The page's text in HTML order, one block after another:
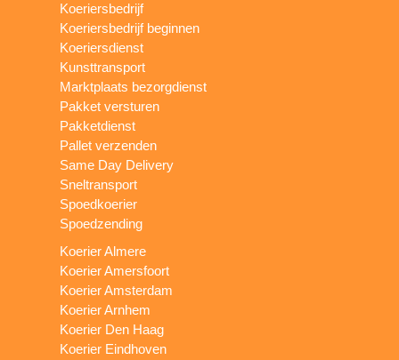
Koeriersbedrijf
Koeriersbedrijf beginnen
Koeriersdienst
Kunsttransport
Marktplaats bezorgdienst
Pakket versturen
Pakketdienst
Pallet verzenden
Same Day Delivery
Sneltransport
Spoedkoerier
Spoedzending
Koerier Almere
Koerier Amersfoort
Koerier Amsterdam
Koerier Arnhem
Koerier Den Haag
Koerier Eindhoven